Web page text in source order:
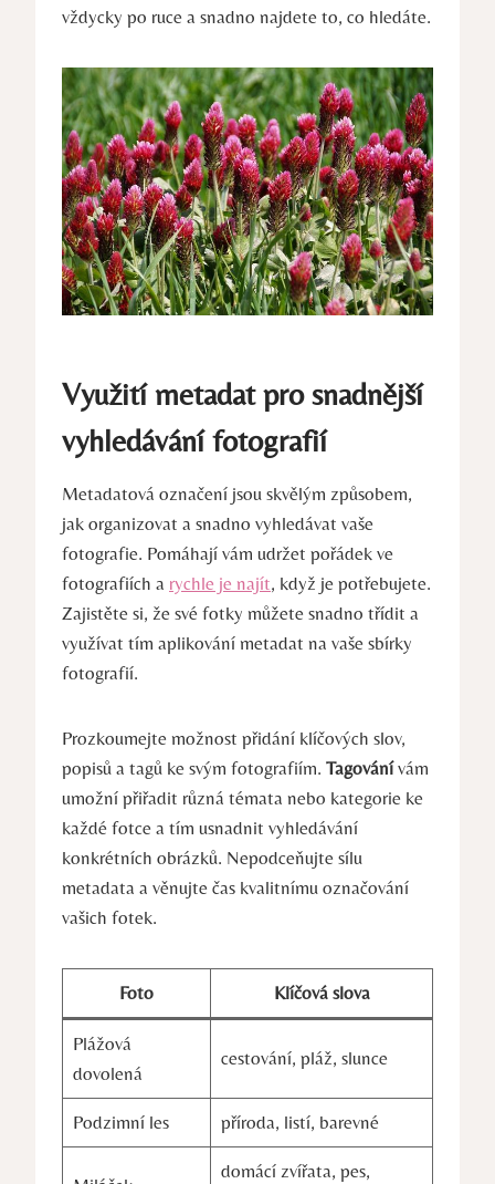
vždycky⁤ po ruce a‍ snadno najdete to, co hledáte.
Využití ⁢metadat⁢ pro snadnější
vyhledávání fotografií
Metadatová označení jsou ​skvělým způsobem,
jak organizovat ​a snadno vyhledávat​ vaše
⁢fotografie.⁣ Pomáhají ‌vám udržet ‍pořádek ve⁤
fotografiích a rychle je najít, když ​je potřebujete.
‌Zajistěte si, že své fotky ⁤můžete snadno⁢ třídit a
využívat tím aplikování metadat na vaše sbírky
fotografií.
Prozkoumejte možnost přidání klíčových slov,
⁤popisů a tagů ke svým fotografiím. Tagovánívám
umožní⁣ přiřadit různá témata nebo kategorie ⁣ke
každé fotce a tím usnadnit vyhledávání ​
konkrétních obrázků. Nepodceňujte‌ sílu
⁢metadata ​a ‌věnujte ⁢čas kvalitnímu označování
vašich fotek.
Foto Klíčová slova
Plážová
dovolená
cestování,‍ pláž, slunce
Podzimní ⁣les příroda,‍ listí, barevné
domácí⁤ zvířata, pes,‌